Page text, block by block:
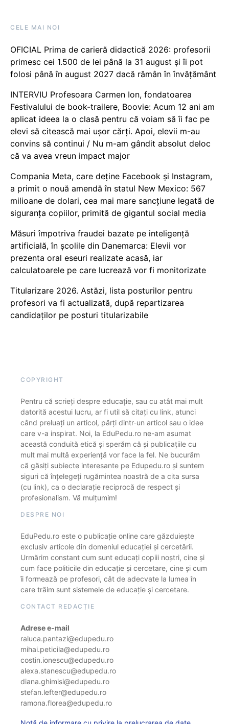
CELE MAI NOI
OFICIAL Prima de carieră didactică 2026: profesorii
primesc cei 1.500 de lei până la 31 august și îi pot
folosi până în august 2027 dacă rămân în învățământ
INTERVIU Profesoara Carmen Ion, fondatoarea
Festivalului de book-trailere, Boovie: Acum 12 ani am
aplicat ideea la o clasă pentru că voiam să îi fac pe
elevi să citească mai ușor cărți. Apoi, elevii m-au
convins să continui / Nu m-am gândit absolut deloc
că va avea vreun impact major
Compania Meta, care deține Facebook și Instagram,
a primit o nouă amendă în statul New Mexico: 567
milioane de dolari, cea mai mare sancțiune legată de
siguranța copiilor, primită de gigantul social media
Măsuri împotriva fraudei bazate pe inteligență
artificială, în școlile din Danemarca: Elevii vor
prezenta oral eseuri realizate acasă, iar
calculatoarele pe care lucrează vor fi monitorizate
Titularizare 2026. Astăzi, lista posturilor pentru
profesori va fi actualizată, după repartizarea
candidaților pe posturi titularizabile
COPYRIGHT
Pentru că scrieți despre educație, sau cu atât mai mult
datorită acestui lucru, ar fi util să citați cu link, atunci
când preluați un articol, părți dintr-un articol sau o idee
care v-a inspirat. Noi, la EduPedu.ro ne-am asumat
această conduită etică și sperăm că și publicațiile cu
mult mai multă experiență vor face la fel. Ne bucurăm
că găsiți subiecte interesante pe Edupedu.ro și suntem
siguri că înțelegeți rugămintea noastră de a cita sursa
(cu link), ca o declarație reciprocă de respect și
profesionalism. Vă mulțumim!
DESPRE NOI
EduPedu.ro este o publicație online care găzduiește
exclusiv articole din domeniul educației și cercetării.
Urmărim constant cum sunt educați copiii noștri, cine și
cum face politicile din educație și cercetare, cine și cum
îi formează pe profesori, cât de adecvate la lumea în
care trăim sunt sistemele de educație și cercetare.
CONTACT REDACȚIE
Adrese e-mail
raluca.pantazi@edupedu.ro
mihai.peticila@edupedu.ro
costin.ionescu@edupedu.ro
alexa.stanescu@edupedu.ro
diana.ghimisi@edupedu.ro
stefan.lefter@edupedu.ro
ramona.florea@edupedu.ro